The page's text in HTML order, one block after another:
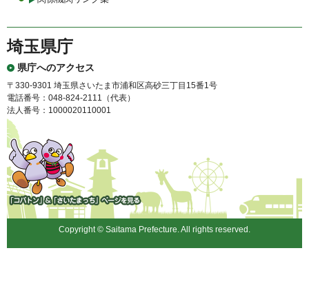
埼玉県庁
県庁へのアクセス
〒330-9301 埼玉県さいたま市浦和区高砂三丁目15番1号
電話番号：048-824-2111（代表）
法人番号：1000020110001
「コバトン」&「さいたまっ
ち」
Copyright © Saitama Prefecture. All rights reserved.